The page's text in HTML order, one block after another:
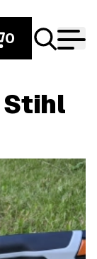
0
Stihl